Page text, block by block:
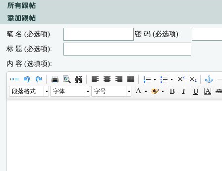
笔 名 (必选项):
密 码 (必选项):
标 题 (必选项):
内 容 (选填项):
段落格式 字体 字号